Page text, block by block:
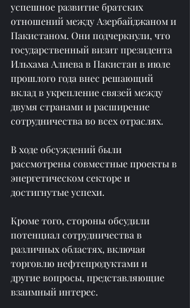
успешное развитие братских
отношений между Азербайджаном и
Пакистаном. Они подчеркнули, что
государственный визит президента
Ильхама Алиева в Пакистан в июле
прошлого года внес решающий
вклад в укрепление связей между
двумя странами и расширение
сотрудничества во всех отраслях.
В ходе обсуждений были
рассмотрены совместные проекты в
энергетическом секторе и
достигнутые успехи.
Кроме того, стороны обсудили
потенциал сотрудничества в
различных областях, включая
торговлю нефтепродуктами и
другие вопросы, представляющие
взаимный интерес.